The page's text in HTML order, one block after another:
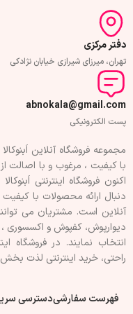
دفتر مرکزی
تهران، میرزای شیرازی خیابان نژادکی
abnokala@gmail.com
پست الکترونیکی
با کيفيت ، مرغوب و با اصالت
اکنون فروشگاه اینترنتی
دنبال ارائه محصولات با کيفيت
آنلاين است. مشتريان می
دیوارپوش، کفپوش و اکسسوری
انتخاب نمايند. در فروشگاه
راحتی، خرید اینترنتی لذت
فهرست سفارشیدسترسی